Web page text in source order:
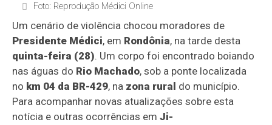
Foto: Reprodução Médici Online
Um cenário de violência chocou moradores de
Presidente Médici, em Rondônia, na tarde desta
quinta-feira (28). Um corpo foi encontrado boiando
nas águas do Rio Machado, sob a ponte localizada
no km 04 da BR-429, na zona rural do município.
Para acompanhar novas atualizações sobre esta
notícia e outras ocorrências em Ji-